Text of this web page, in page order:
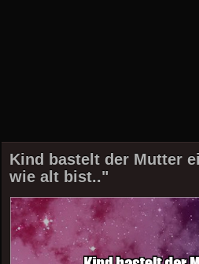
Kind bastelt der Mutter
wie alt bist.."